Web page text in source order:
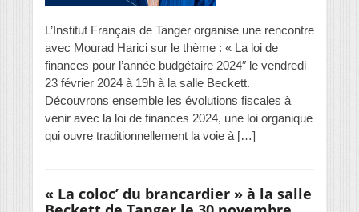
L’Institut Français de Tanger organise une rencontre
avec Mourad Harici sur le thème : « La loi de
finances pour l’année budgétaire 2024″ le vendredi
23 février 2024 à 19h à la salle Beckett.
Découvrons ensemble les évolutions fiscales à
venir avec la loi de finances 2024, une loi organique
qui ouvre traditionnellement la voie à […]
« La coloc’ du brancardier » à la salle